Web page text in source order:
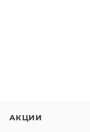
АКЦИИ